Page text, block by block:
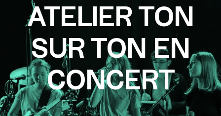
ATELIER TON
SUR TON EN
CONCERT